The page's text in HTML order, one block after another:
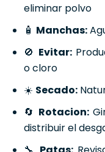
eliminar polvo
🧴 Manchas:
🚫 Evitar:
o cloro
☀️ Secado:
🔄 Rotacion:
distribuir el